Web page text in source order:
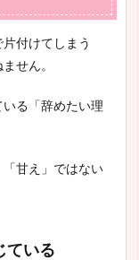
付けてしまう
せん。
る「辞めたい理
「甘え」ではない
ている